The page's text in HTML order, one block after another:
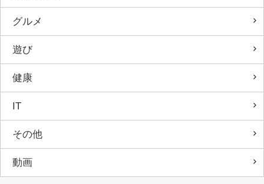
グルメ
遊び
健康
IT
その他
動画